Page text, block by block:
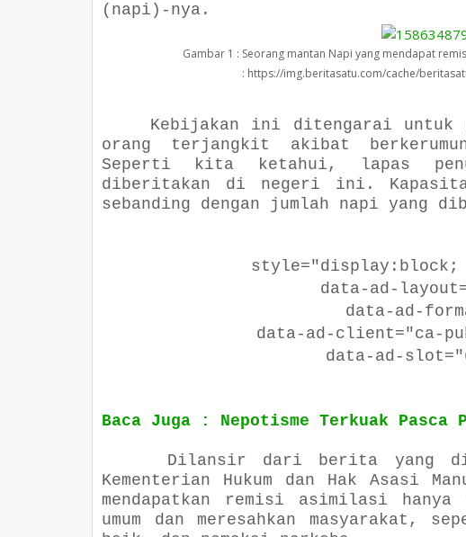
(napi)-nya.
Gambar 1 : Seorang mantan Napi yang mendapat
: https://img.beritasatu.com/cache/
Kebijakan ini ditengarai untuk
orang terjangkit akibat
Seperti kita ketahui, lapas
diberitakan di negeri ini.
sebanding dengan jumlah napi yang
style="display:block;
data-ad-
data-ad-
data-ad-client="ca-pub-
data-ad-
Baca Juga : Nepotisme Terkuak Pasca
Dilansir dari berita yang
Kementerian Hukum dan Hak Asasi
mendapatkan remisi asimilasi
umum dan meresahkan masyarakat,